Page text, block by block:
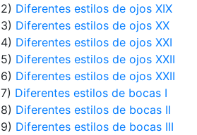
2) Diferentes estilos de ojos XIX
3) Diferentes estilos de ojos XX
4) Diferentes estilos de ojos XXI
5) Diferentes estilos de ojos XXII
6) Diferentes estilos de ojos XXII
7) Diferentes estilos de bocas I
8) Diferentes estilos de bocas II
9) Diferentes estilos de bocas III